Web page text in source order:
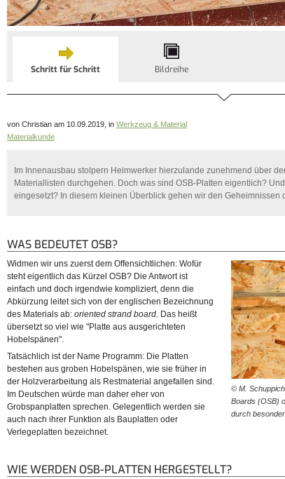
Schritt für Schritt Bildreihe
von Christian am 10.09.2019, in Werkzeug & Material
Materialkunde
Im Innenausbau stolpern Heimwerker hierzulande zunehmend über
Materiallisten durchgehen. Doch was sind OSB-Platten eigentlich?
eingesetzt? In diesem kleinen Überblick gehen wir den Geheimnissen
WAS BEDEUTET OSB?
© M.
Boards (OSB)
durch
Widmen wir uns zuerst dem Offensichtlichen: Wofür
steht eigentlich das Kürzel OSB? Die Antwort ist
einfach und doch irgendwie kompliziert, denn die
Abkürzung leitet sich von der englischen Bezeichnung
des Materials ab: oriented strand board. Das heißt
übersetzt so viel wie "Platte aus ausgerichteten
Hobelspänen".
Tatsächlich ist der Name Programm: Die Platten
bestehen aus groben Hobelspänen, wie sie früher in
der Holzverarbeitung als Restmaterial angefallen sind.
Im Deutschen würde man daher eher von
Grobspanplatten sprechen. Gelegentlich werden sie
auch nach ihrer Funktion als Bauplatten oder
Verlegeplatten bezeichnet.
WIE WERDEN OSB-PLATTEN HERGESTELLT?